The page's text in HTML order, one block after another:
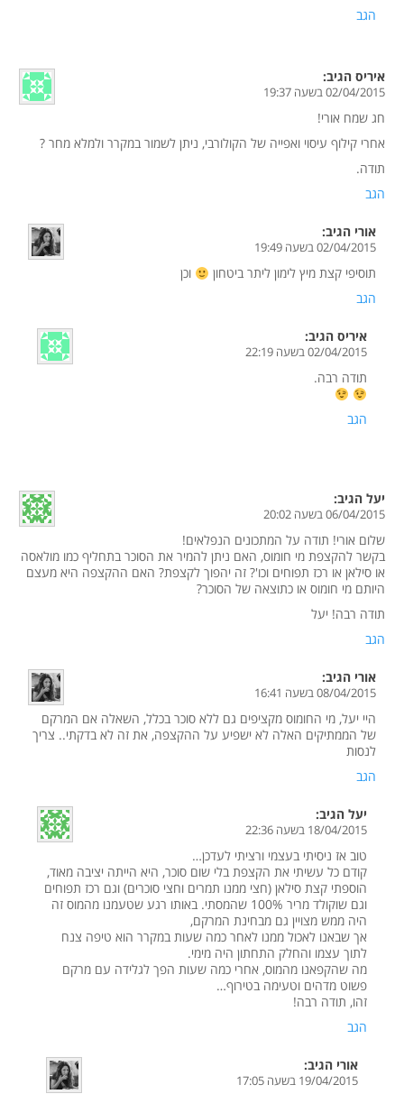
הגב
איריס הגיב:
02/04/2015 בשעה 19:37
חג שמח אורי!
אחרי קילוף עיסוי ואפייה של הקולורבי, ניתן לשמור במקרר ולמלא מחר ?
תודה.
הגב
אורי הגיב:
02/04/2015 בשעה 19:49
תוסיפי קצת מיץ לימון ליתר ביטחון
וכן
הגב
איריס הגיב:
02/04/2015 בשעה 22:19
תודה רבה.
הגב
יעל הגיב:
06/04/2015 בשעה 20:02
שלום אורי! תודה על המתכונים הנפלאים!
בקשר להקצפת מי חומוס, האם ניתן להמיר את הסוכר בתחליף כמו מולאסה
או סילאן או רכז תפוחים וכו'? זה יהפוך לקצפת? האם ההקצפה היא מעצם
היותם מי חומוס או כתוצאה של הסוכר?
תודה רבה! יעל
הגב
אורי הגיב:
08/04/2015 בשעה 16:41
היי יעל, מי החומוס מקציפים גם ללא סוכר בכלל, השאלה אם המרקם
של הממתיקים האלה לא ישפיע על ההקצפה, את זה לא בדקתי.. צריך
לנסות
הגב
יעל הגיב:
18/04/2015 בשעה 22:36
טוב אז ניסיתי בעצמי ורציתי לעדכן…
קודם כל עשיתי את הקצפת בלי שום סוכר, היא הייתה יציבה מאוד,
הוספתי קצת סילאן (חצי ממנו תמרים וחצי סוכרים) וגם רכז תפוחים
וגם שוקולד מריר 100% שהמסתי. באותו רגע שטעמנו מהמוס זה
היה ממש מצויין גם מבחינת המרקם,
אך שבאנו לאכול ממנו לאחר כמה שעות במקרר הוא טיפה צנח
לתוך עצמו והחלק התחתון היה מימי.
מה שהקפאנו מהמוס, אחרי כמה שעות הפך לגלידה עם מרקם
פשוט מדהים וטעימה בטירוף…
זהו, תודה רבה!
הגב
אורי הגיב:
19/04/2015 בשעה 17:05